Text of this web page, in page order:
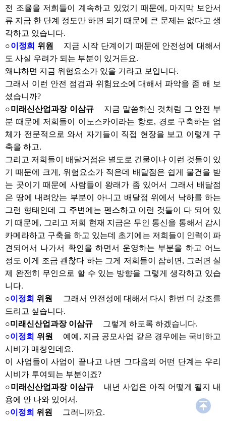
전 조율을 저희들이 계속하고 있었기 때문에, 마지막 보안서
류 지금 한 단계 정도만 하면 되기 때문에 큰 문제는 없다고 생
각하고 있습니다.
○이정희 위원
지금 시작 단계이기 때문에 안전성에 대해서
도 사실 우려가 되는 부분이 있거든요.
왜냐하면 지금 위험요소가 있을 거라고 보입니다.
그래서 이런 안전 점검과 위험요소에 대해서 파악을 좀 해 보
셨습니까?
○미래신산업과장 이삼규
지금 말씀하신 것처럼 그 안전 부
분 때문에 저희들이 이노스카이라는 항로, 경로 구축하는 업
체가 전문적으로 와서 자기들이 직접 현장을 보고 이렇게 구
축을 하고.
그리고 저희들이 배달거점은 별도로 건물이나 이런 것들이 있
기 때문에 크게, 위험요소가 적은데 배달점은 쉽게 물건을 받
는 곳이기 때문에 사람들이 왕래가 좀 있어서 그래서 배달점
은 땅에 내려앉는 부분이 아니고 배달점 위에서 낙하를 하는
그런 형태인데 그 주변에는 펜스하고 이런 것들이 다 되어 있
기 때문에, 그리고 저희 현재 지금은 무인 통신을 통해서 감시
카메라하고 구축을 하고 있는데 초기에는 저희들이 인력이 파
견되어서 나가서 확인을 하면서 운영하는 부분을 하고 어느
정도 이게 조금 괜찮다 하는 그게 저희들이 잡히면, 그러면 실
제 완전히 무인으로 할 수 있는 방향을 그렇게 생각하고 있습
니다.
○이정희 위원
그래서 안전성에 대해서 다시 한번 더 강조를
드리고 싶습니다.
○미래신산업과장 이삼규
그렇게 하도록 하겠습니다.
○이정희 위원
예예, 지금 공모사업 같은 경우에는 국비하고
시비가 매칭인데요.
이 사업들이 사업이 끝나고 나면 그다음의 어떤 단계는 우리
시비가 투여되는 부분이죠?
○미래신산업과장 이삼규
내년 사업은 아직 어떻게 될지 내
용에 안 나와 있어서.
○이정희 위원
그러니까요.